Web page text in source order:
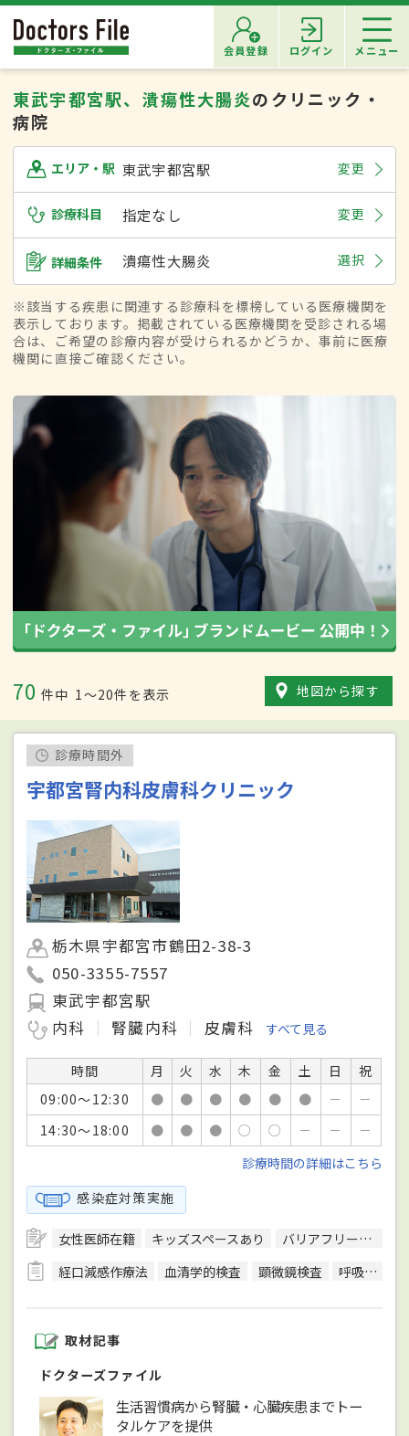
会員登録 ログイン メニュー
東武宇都宮駅、潰瘍性大腸炎のクリニック・
病院
エリア・駅 東武宇都宮駅 変更
診療科目 指定なし 変更
詳細条件 潰瘍性大腸炎 選択
※該当する疾患に関連する診療科を標榜している医療機関を
表示しております。掲載されている医療機関を受診される場
合は、ご希望の診療内容が受けられるかどうか、事前に医療
機関に直接ご確認ください。
70 件中 1〜20件を表示 地図から探す
診療時間外
宇都宮腎内科皮膚科クリニック
栃木県宇都宮市鶴田2-38-3
050-3355-7557
東武宇都宮駅
内科
腎臓内科 皮膚科 すべて見る
時間 月 火 水 木 金 土 日
祝
09:00～12:30
● ● ● ● ● ● －
－
14:30～18:00
● ● ● ○ ○ － －
－
診療時間の詳細はこちら
感染症対策実施
女性医師在籍 キッズスペースあり バリアフリー対応
経口減感作療法
血清学的検査 顕微鏡検査 呼吸機能検査（スパイロメトリー）
取材記事
ドクターズファイル
生活習慣病から腎臓・心臓疾患までトー
タルケアを提供